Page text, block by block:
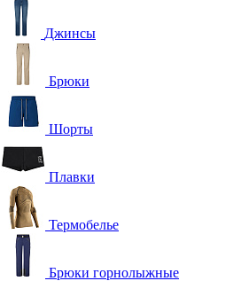
Джинсы
Брюки
Шорты
Плавки
Термобелье
Брюки горнолыжные